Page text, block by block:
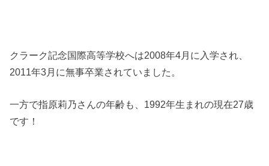
クラーク記念国際高等学校へは2008年4月に入学され、
2011年3月に無事卒業されていました。
一方で指原莉乃さんの年齢も、1992年生まれの現在27歳
です！